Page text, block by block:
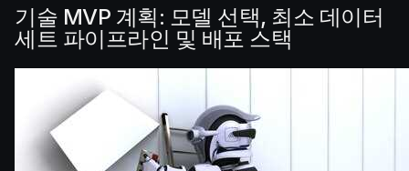
기술 MVP 계획: 모델 선택, 최소 데이터
세트 파이프라인 및 배포 스택